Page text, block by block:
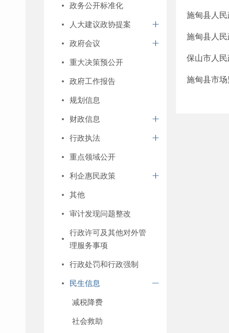
政务公开标准化
人大建议政协提案
政府会议
重大决策预公开
政府工作报告
规划信息
财政信息
行政执法
重点领域公开
利企惠民政策
其他
审计发现问题整改
行政许可及其他对外管
理服务事项
行政处罚和行政强制
民生信息
减税降费
社会救助
施甸县人
施甸县人
保山市人
施甸县市